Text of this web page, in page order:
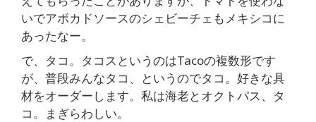
いでアボカドソースのシェビーチェもメキシコに
あったなー。
で、タコ。タコスというのはTacoの複数形です
が、普段みんなタコ、というのでタコ。好きな具
材をオーダーします。私は海老とオクトパス、タ
コ。まぎらわしい。